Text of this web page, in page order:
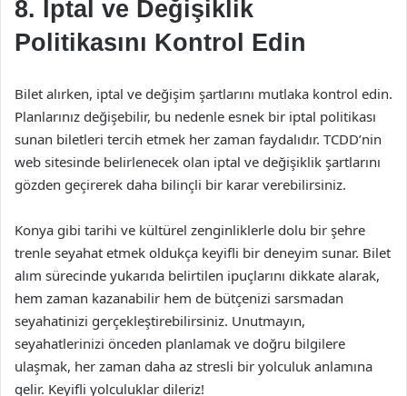
8. İptal ve Değişiklik
Politikasını Kontrol Edin
Bilet alırken, iptal ve değişim şartlarını mutlaka kontrol edin.
Planlarınız değişebilir, bu nedenle esnek bir iptal politikası
sunan biletleri tercih etmek her zaman faydalıdır. TCDD’nin
web sitesinde belirlenecek olan iptal ve değişiklik şartlarını
gözden geçirerek daha bilinçli bir karar verebilirsiniz.
Konya gibi tarihi ve kültürel zenginliklerle dolu bir şehre
trenle seyahat etmek oldukça keyifli bir deneyim sunar. Bilet
alım sürecinde yukarıda belirtilen ipuçlarını dikkate alarak,
hem zaman kazanabilir hem de bütçenizi sarsmadan
seyahatinizi gerçekleştirebilirsiniz. Unutmayın,
seyahatlerinizi önceden planlamak ve doğru bilgilere
ulaşmak, her zaman daha az stresli bir yolculuk anlamına
gelir. Keyifli yolculuklar dileriz!